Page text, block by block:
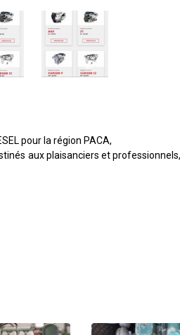
pour la région PACA,
aux plaisanciers et